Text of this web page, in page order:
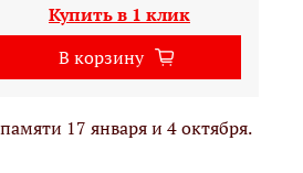
Купить в 1 клик
В корзину
17 января и 4 октября.